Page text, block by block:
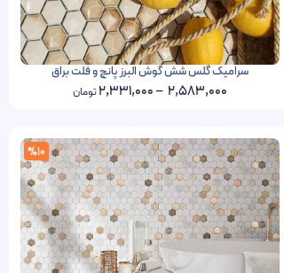
سرامیک گلس شش گوش البرز پانچ و فلت براق
2,583,000
–
2,331,000تومان
%10